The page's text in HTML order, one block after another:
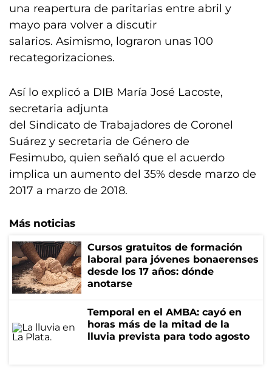
una reapertura de paritarias entre abril y
mayo para volver a discutir
salarios. Asimismo, lograron unas 100
recategorizaciones.
Así lo explicó a DIB María José Lacoste,
secretaria adjunta
del Sindicato de Trabajadores de Coronel
Suárez y secretaria de Género de
Fesimubo, quien señaló que el acuerdo
implica un aumento del 35% desde marzo de
2017 a marzo de 2018.
Más noticias
Cursos gratuitos de formación
laboral para jóvenes bonaerenses
desde los 17 años: dónde
anotarse
Temporal en el AMBA: cayó en
horas más de la mitad de la
lluvia prevista para todo agosto